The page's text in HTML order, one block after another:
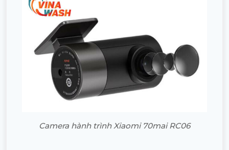
Camera hành trình Xiaomi 70mai RC06